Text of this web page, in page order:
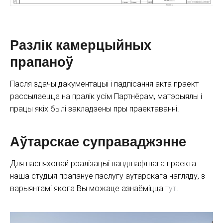
Разлік камерцыйных
прапаноў
Пасля здачы дакументацыі і падпісання акта праект
рассылаецца на пралік усім Партнёрам, матэрыялы і
працы якіх былі закладзены пры праектаванні.
Аўтарскае суправаджэнне
Для паспяховай рэалізацыі ландшафтнага праекта
наша студыя прапануе паслугу аўтарскага нагляду, з
варыянтамі якога Вы можаце азнаёміцца тут